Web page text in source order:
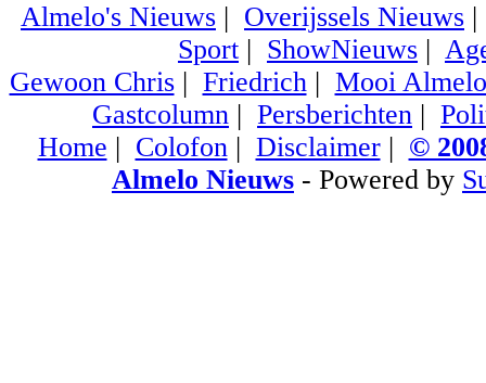
Almelo's Nieuws | Overijssels Nieuws
Sport | ShowNieuws |
Gewoon Chris| Friedrich| Mooi Almelo
Gastcolumn | Persberichten |
Home | Colofon| Disclaimer| ©
Almelo Nieuws - Powered by